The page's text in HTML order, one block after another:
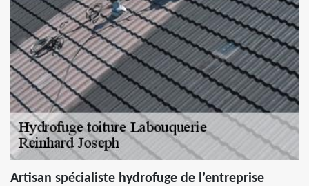
Artisan spécialiste hydrofuge de l’entreprise